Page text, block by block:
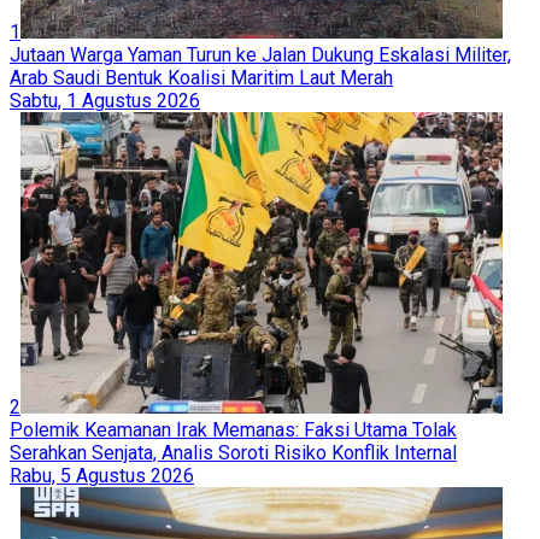
1
Jutaan Warga Yaman Turun ke Jalan Dukung Eskalasi Militer,
Arab Saudi Bentuk Koalisi Maritim Laut Merah
Sabtu, 1 Agustus 2026
2
Polemik Keamanan Irak Memanas: Faksi Utama Tolak
Serahkan Senjata, Analis Soroti Risiko Konflik Internal
Rabu, 5 Agustus 2026